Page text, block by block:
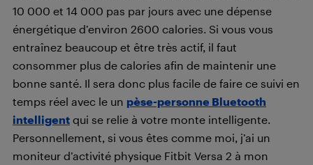
10 000 et 14 000 pas par jours avec une dépense
énergétique d’environ 2600 calories. Si vous vous
entraînez beaucoup et être très actif, il faut
consommer plus de calories afin de maintenir une
bonne santé. Il sera donc plus facile de faire ce suivi en
temps réel avec le un pèse-personne Bluetooth
intelligent qui se relie à votre monte intelligente.
Personnellement, si vous êtes comme moi, j’ai un
moniteur d’activité physique Fitbit Versa 2 à mon